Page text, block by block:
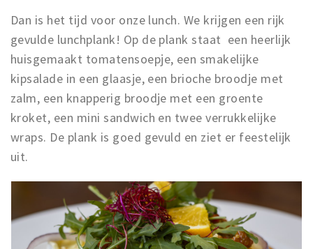
Dan is het tijd voor onze lunch. We krijgen een rijk
gevulde lunchplank! Op de plank staat een heerlijk
huisgemaakt tomatensoepje, een smakelijke
kipsalade in een glaasje, een brioche broodje met
zalm, een knapperig broodje met een groente
kroket, een mini sandwich en twee verrukkelijke
wraps. De plank is goed gevuld en ziet er feestelijk
uit.